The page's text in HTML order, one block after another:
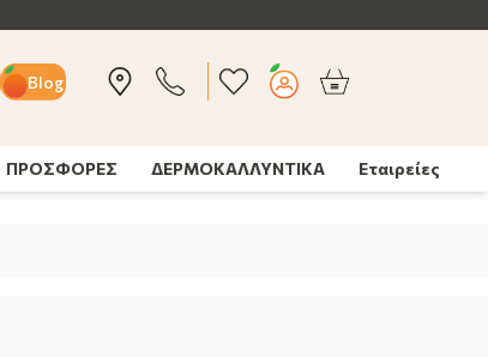
Blog
ΠΡΟΣΦΟΡΕΣ ΔΕΡΜΟΚΑΛΛΥΝΤΙΚΑ Εταιρείες